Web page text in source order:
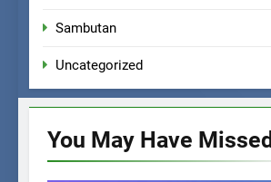
Sambutan
Uncategorized
You May Have Missed